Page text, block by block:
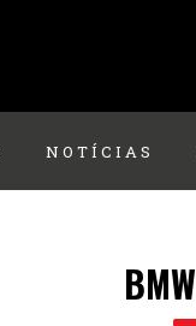
NOTÍCIAS